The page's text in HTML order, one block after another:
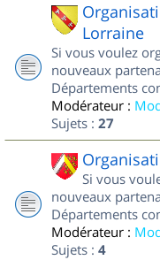
Lorraine
Si vous voulez
nouveaux
Départements
Modérateur :
Sujets : 27
Si vous
nouveaux
Départements
Modérateur :
Sujets : 4